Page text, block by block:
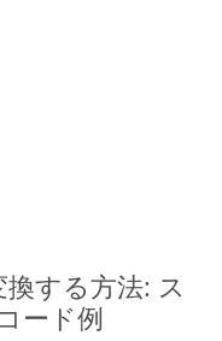
換する方法: ス
ード例